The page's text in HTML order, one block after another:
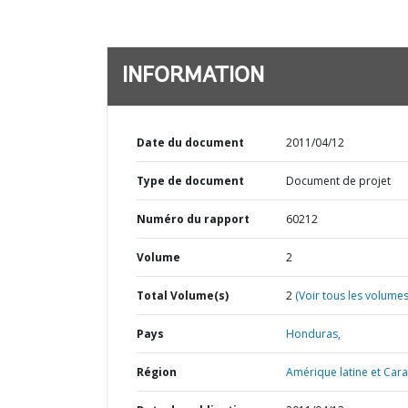
INFORMATION
Date du document 2011/04/12
Type de document Document de projet
Numéro du rapport 60212
Volume 2
Total Volume(s) 2 (Voir tous les
Pays Honduras,
Région Amérique latine et